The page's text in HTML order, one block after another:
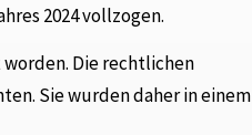
2024 vollzogen.
worden. Die rechtlichen
Sie wurden daher in einem